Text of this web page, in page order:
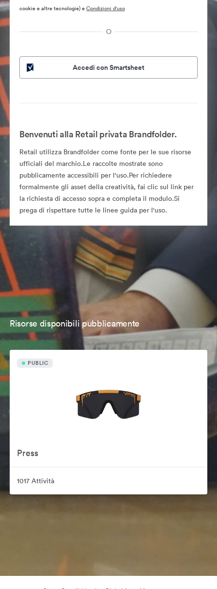
cookie e altre tecnologie) eCondizioni d'uso
O
Accedi con Smartsheet
Benvenuti alla Retail privata Brandfolder.
Retail utilizza Brandfolder come fonte per le sue risorse
ufficiali del marchio.Le raccolte mostrate sono
pubblicamente accessibili per l'uso.Per richiedere
formalmente gli asset della creatività, fai clic sul link per
la richiesta di accesso sopra e completa il modulo.Si
prega di rispettare tutte le linee guida per l'uso.
Risorse disponibili pubblicamente
PUBLIC
Press
1017 Attività